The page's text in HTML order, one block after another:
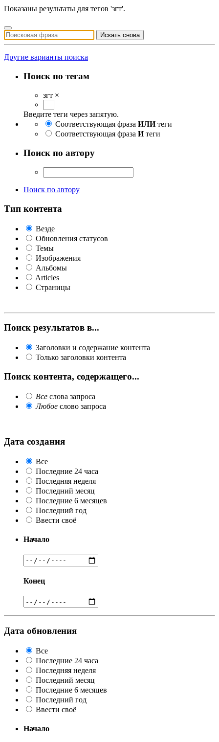
Показаны результаты для тегов 'згт'.
Искать снова
Другие варианты поиска
Поиск по тегам
згт ×
Введите теги через запятую.
Соответствующая фраза ИЛИтеги
Соответствующая фраза Итеги
Поиск по автору
Поиск по автору
Тип контента
Везде
Обновления статусов
Темы
Изображения
Альбомы
Articles
Страницы
Поиск результатов в...
Заголовки и содержание контента
Только заголовки контента
Поиск контента, содержащего...
Все слова запроса
Любое слово запроса
Дата создания
Все
Последние 24 часа
Последняя неделя
Последний месяц
Последние 6 месяцев
Последний год
Ввести своё
Начало
Конец
Дата обновления
Все
Последние 24 часа
Последняя неделя
Последний месяц
Последние 6 месяцев
Последний год
Ввести своё
Начало